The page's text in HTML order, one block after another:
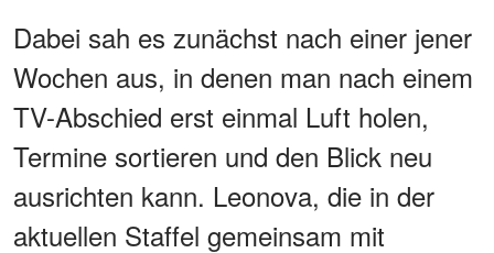
Dabei sah es zunächst nach einer jener
Wochen aus, in denen man nach einem
TV-Abschied erst einmal Luft holen,
Termine sortieren und den Blick neu
ausrichten kann. Leonova, die in der
aktuellen Staffel gemeinsam mit